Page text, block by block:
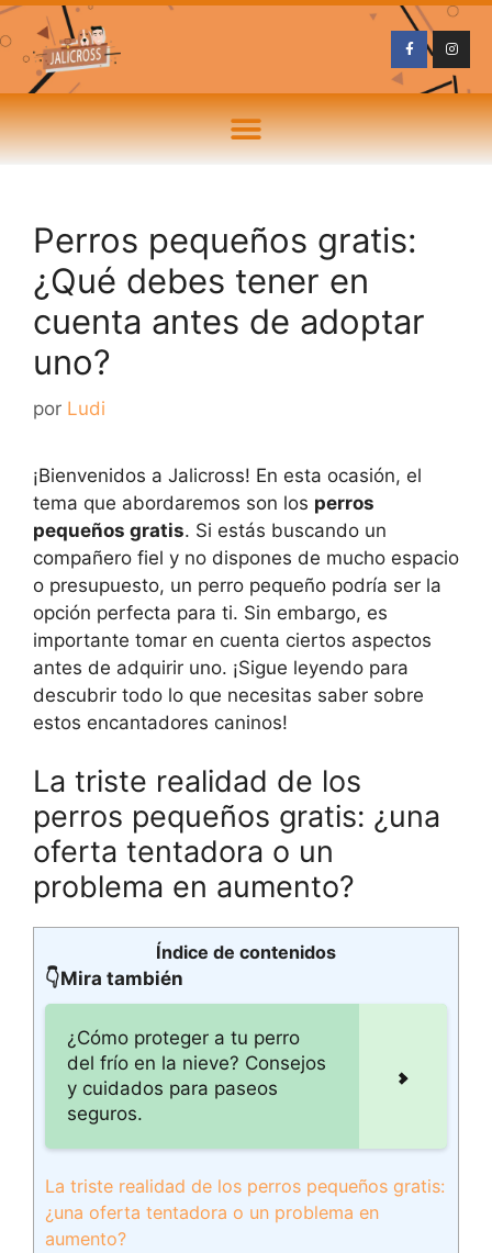
Perros pequeños gratis:
¿Qué debes tener en
cuenta antes de adoptar
uno?
por Ludi
¡Bienvenidos a Jalicross! En esta ocasión, el
tema que abordaremos son los perros
pequeños gratis. Si estás buscando un
compañero fiel y no dispones de mucho espacio
o presupuesto, un perro pequeño podría ser la
opción perfecta para ti. Sin embargo, es
importante tomar en cuenta ciertos aspectos
antes de adquirir uno. ¡Sigue leyendo para
descubrir todo lo que necesitas saber sobre
estos encantadores caninos!
La triste realidad de los
perros pequeños gratis: ¿una
oferta tentadora o un
problema en aumento?
Índice de contenidos
👇Mira también
¿Cómo proteger a tu perro
del frío en la nieve? Consejos
y cuidados para paseos
seguros.
La triste realidad de los perros pequeños gratis:
¿una oferta tentadora o un problema en
aumento?